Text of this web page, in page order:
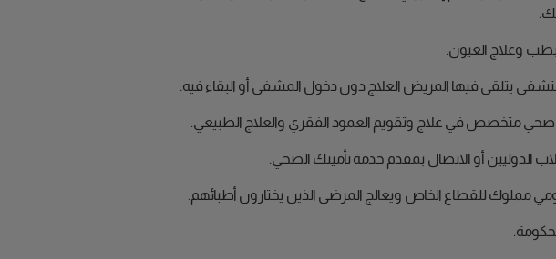
وعلاج العيون.
يتلقى فيها المريض العلاج دون دخول المشفى أو البقاء فيه.
متخصص في علاج وتقويم العمود الفقري والعلاج الطبيعي.
الدوليين أو الاتصال بمقدم خدمة تأمينك الصحي.
للقطاع الخاص ويعالج المرضى الذين يختارون أطبائهم.